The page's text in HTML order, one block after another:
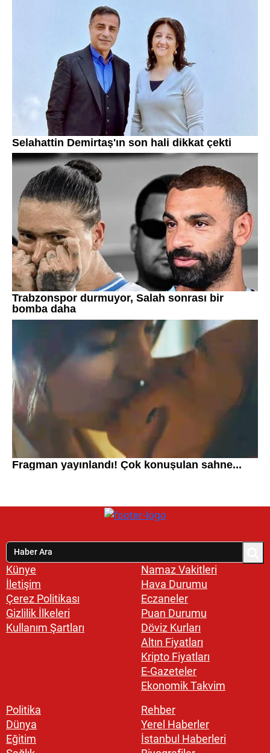
Künye
İletişim
Çerez Politikası
Gizlilik İlkeleri
Kullanım Şartları
Namaz Vakitleri
Hava Durumu
Eczaneler
Puan Durumu
Döviz Kurları
Altın Fiyatları
Kripto Fiyatları
E-Gazeteler
Ekonomik Takvim
Politika
Dünya
Eğitim
Rehber
Yerel Haberler
İstanbul Haberleri